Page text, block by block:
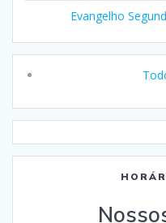
Evangelho